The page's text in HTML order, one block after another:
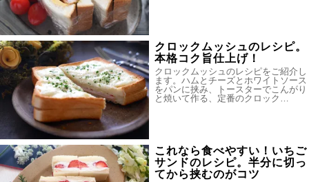
クロックムッシュのレシピ。
本格コク旨仕上げ！
クロックムッシュのレシピをご紹介し
ます。ハムとチーズとホワイトソース
をパンに挟み、トースターでこんがり
と焼いて作る、定番のクロック…
これなら食べやすい！いちご
サンドのレシピ。半分に切っ
てから挟むのがコツ